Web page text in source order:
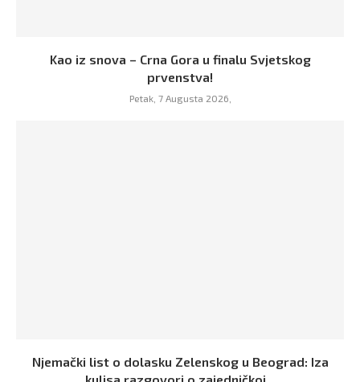
Kao iz snova – Crna Gora u finalu Svjetskog
prvenstva!
Petak, 7 Augusta 2026,
Njemački list o dolasku Zelenskog u Beograd: Iza